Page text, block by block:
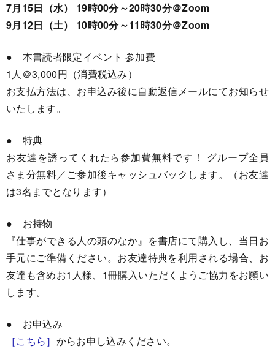
7月15日（水） 19時00分～20時30分＠Zoom
9月12日（土） 10時00分～11時30分＠Zoom
● 本書読者限定イベント 参加費
1人＠3,000円（消費税込み）
お支払方法は、お申込み後に自動返信メールにてお知らせ
いたします。
● 特典
お友達を誘ってくれたら参加費無料です！ グループ全員
さま分無料／ご参加後キャッシュバックします。（お友達
は3名までとなります）
● お持物
『仕事ができる人の頭のなか』を書店にて購入し、当日お
手元にご準備ください。お友達特典を利用される場合、お
友達も含めお1人様、1冊購入いただくようご協力をお願い
します。
● お申込み
［こちら］ からお申し込みください。